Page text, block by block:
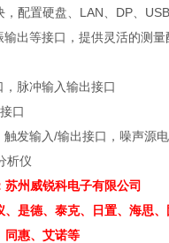
，配置硬盘、LAN、DP、
出等接口，提供灵活的测量
脉冲输入输出接口
口
发输入/输出接口，噪声源
州威锐科电子有限公司
、是德、泰克、日置、海思
同惠、艾诺等